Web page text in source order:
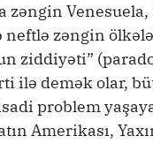
zəngin
zəngin
ziddiyəti”
ilə demək olar,
problem
Amerikası,